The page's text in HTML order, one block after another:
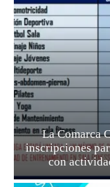
La Comarca
inscripciones
con